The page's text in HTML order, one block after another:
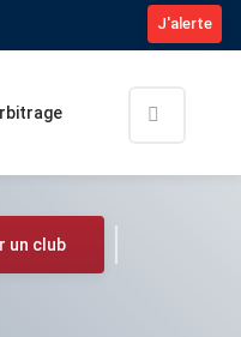
fédérales : Tout savoir sur la
J'alerte
un club